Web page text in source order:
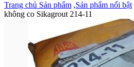
Trang chủ Sản phẩm ,Sản phẩm nổi bật
không co Sikagrout 214-11